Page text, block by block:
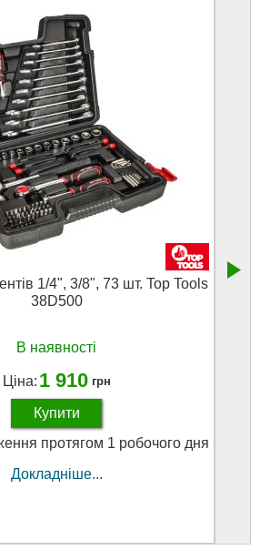
1/4", 3/8", 73 шт. Top Tools
38D500
В наявності
Ціна: 1 910 грн
Купити
протягом 1 робочого дня
Докладніше...